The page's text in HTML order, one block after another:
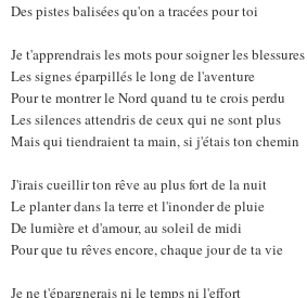
Des pistes balisées qu'on a tracées pour toi
Je t'apprendrais les mots pour soigner les blessures
Les signes éparpillés le long de l'aventure
Pour te montrer le Nord quand tu te crois perdu
Les silences attendris de ceux qui ne sont plus
Mais qui tiendraient ta main, si j'étais ton chemin
J'irais cueillir ton rêve au plus fort de la nuit
Le planter dans la terre et l'inonder de pluie
De lumière et d'amour, au soleil de midi
Pour que tu rêves encore, chaque jour de ta vie
Je ne t'épargnerais ni le temps ni l'effort